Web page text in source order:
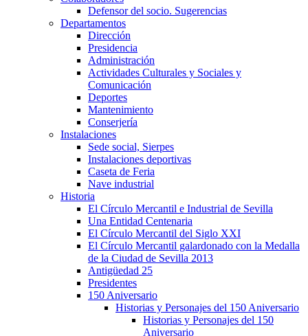
Defensor del socio. Sugerencias
Departamentos
Dirección
Presidencia
Administración
Actividades Culturales y Sociales y
Comunicación
Deportes
Mantenimiento
Conserjería
Instalaciones
Sede social, Sierpes
Instalaciones deportivas
Caseta de Feria
Nave industrial
Historia
El Círculo Mercantil e Industrial de Sevilla
Una Entidad Centenaria
El Círculo Mercantil del Siglo XXI
El Círculo Mercantil galardonado con la Medalla
de la Ciudad de Sevilla 2013
Antigüedad 25
Presidentes
150 Aniversario
Historias y Personajes del 150 Aniversario
Historias y Personajes del 150
Aniversario